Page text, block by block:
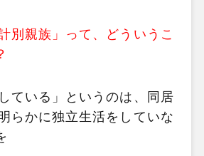
別親族」って、どういうこ
ている」というのは、同居
らかに独立生活をしていな